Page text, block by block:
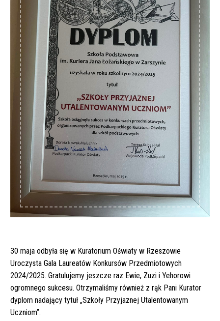
30 maja odbyła się w Kuratorium Oświaty w Rzeszowie
Uroczysta Gala Laureatów Konkursów Przedmiotowych
2024/2025. Gratulujemy jeszcze raz Ewie, Zuzi i Yehorowi
ogromnego sukcesu. Otrzymaliśmy również z rąk Pani Kurator
dyplom nadający tytuł „Szkoły Przyjaznej Utalentowanym
Uczniom”.